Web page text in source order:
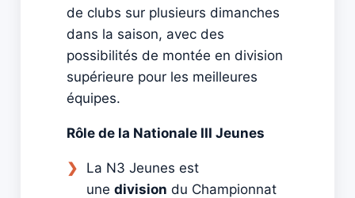
de clubs sur plusieurs dimanches
dans la saison, avec des
possibilités de montée en division
supérieure pour les meilleures
équipes.
Rôle de la Nationale III Jeunes
La N3 Jeunes est
unedivision du Championnat